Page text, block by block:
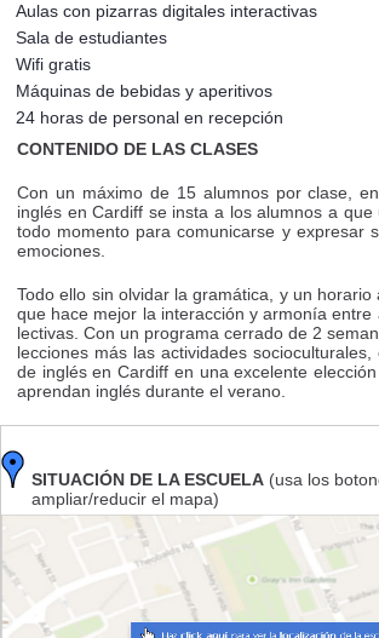
Aulas con pizarras digitales interactivas
Sala de estudiantes
Wifi gratis
Máquinas de bebidas y aperitivos
24 horas de personal en recepción
CONTENIDO DE LAS CLASES
Con un máximo de 15 alumnos por clase,
inglés en Cardiff se insta a los alumnos a que
todo momento para comunicarse y expresar
emociones.
Todo ello sin olvidar la gramática, y un
que hace mejor la interacción y armonía entre
lectivas. Con un programa cerrado de 2
lecciones más las actividades
de inglés en Cardiff en una excelente
aprendan inglés durante el verano.
SITUACIÓN DE LA ESCUELA (usa los
ampliar/reducir el mapa)